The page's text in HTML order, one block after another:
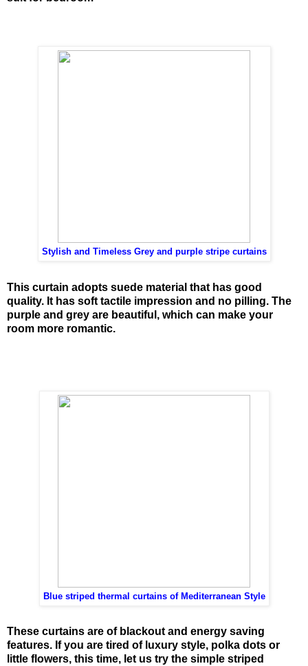
Stylish and Timeless Grey and purple stripe curtains
This curtain adopts suede material that has good
quality. It has soft tactile impression and no pilling. The
purple and grey are beautiful, which can make your
room more romantic.
Blue striped thermal curtains of Mediterranean Style
These curtains are of blackout and energy saving
features. If you are tired of luxury style, polka dots or
little flowers, this time, let us try the simple striped